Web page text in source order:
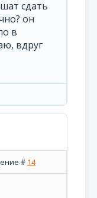
сдать
он
в
вдруг
# 14